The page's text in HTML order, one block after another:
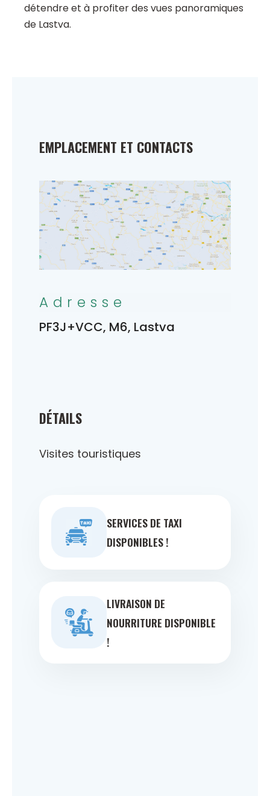
détendre et à profiter des vues panoramiques
de Lastva.
DÉTAILS
Visites touristiques
SERVICES DE TAXI
DISPONIBLES !
LIVRAISON DE
NOURRITURE DISPONIBLE
!
EMPLACEMENT ET CONTACTS
Adresse
PF3J+VCC, M6, Lastva